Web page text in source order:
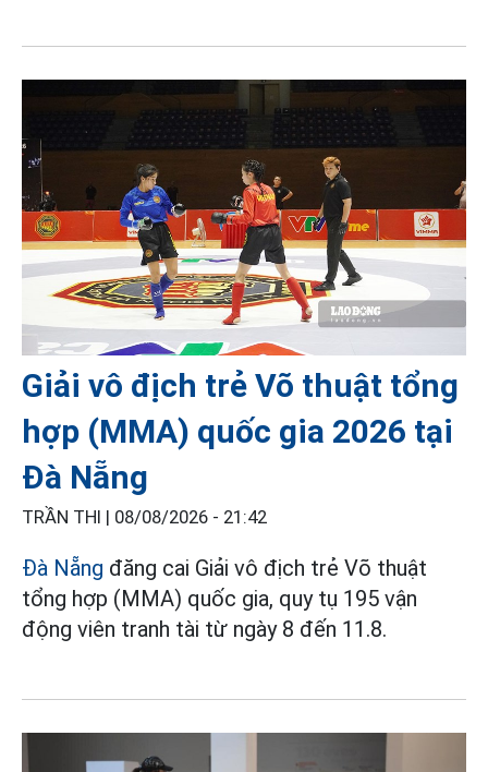
Giải vô địch trẻ Võ thuật tổng
hợp (MMA) quốc gia 2026 tại
Đà Nẵng
TRẦN THI | 08/08/2026 - 21:42
Đà Nẵng đăng cai Giải vô địch trẻ Võ thuật
tổng hợp (MMA) quốc gia, quy tụ 195 vận
động viên tranh tài từ ngày 8 đến 11.8.